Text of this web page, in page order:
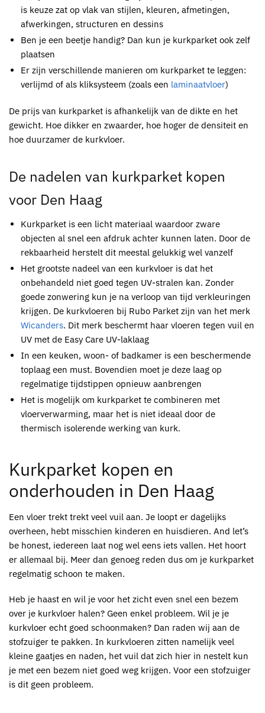
is keuze zat op vlak van stijlen, kleuren, afmetingen,
afwerkingen, structuren en dessins
Ben je een beetje handig? Dan kun je kurkparket ook zelf
plaatsen
Er zijn verschillende manieren om kurkparket te leggen:
verlijmd of als kliksysteem (zoals een laminaatvloer)
De prijs van kurkparket is afhankelijk van de dikte en het
gewicht. Hoe dikker en zwaarder, hoe hoger de densiteit en
hoe duurzamer de kurkvloer.
De nadelen van kurkparket kopen
voor Den Haag
Kurkparket is een licht materiaal waardoor zware
objecten al snel een afdruk achter kunnen laten. Door de
rekbaarheid herstelt dit meestal gelukkig wel vanzelf
Het grootste nadeel van een kurkvloer is dat het
onbehandeld niet goed tegen UV-stralen kan. Zonder
goede zonwering kun je na verloop van tijd verkleuringen
krijgen. De kurkvloeren bij Rubo Parket zijn van het merk
Wicanders. Dit merk beschermt haar vloeren tegen vuil en
UV met de Easy Care UV-laklaag
In een keuken, woon- of badkamer is een beschermende
toplaag een must. Bovendien moet je deze laag op
regelmatige tijdstippen opnieuw aanbrengen
Het is mogelijk om kurkparket te combineren met
vloerverwarming, maar het is niet ideaal door de
thermisch isolerende werking van kurk.
Kurkparket kopen en
onderhouden in Den Haag
Een vloer trekt trekt veel vuil aan. Je loopt er dagelijks
overheen, hebt misschien kinderen en huisdieren. And let’s
be honest, iedereen laat nog wel eens iets vallen. Het hoort
er allemaal bij. Meer dan genoeg reden dus om je kurkparket
regelmatig schoon te maken.
Heb je haast en wil je voor het zicht even snel een bezem
over je kurkvloer halen? Geen enkel probleem. Wil je je
kurkvloer echt goed schoonmaken? Dan raden wij aan de
stofzuiger te pakken. In kurkvloeren zitten namelijk veel
kleine gaatjes en naden, het vuil dat zich hier in nestelt kun
je met een bezem niet goed weg krijgen. Voor een stofzuiger
is dit geen probleem.